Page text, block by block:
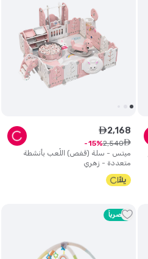
ميتس - سلة (قفص) اللّعب بأنشطة
متعددة - زهري
ê2,168
ê
2,540
15
حصرياً